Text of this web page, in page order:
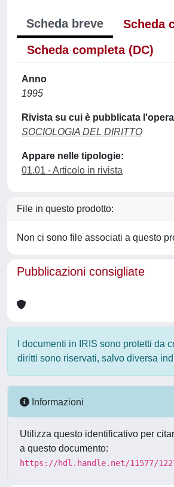
Scheda breve
Scheda
Scheda completa (DC)
Anno
1995
Rivista su cui è pubblicata l'opera
SOCIOLOGIA DEL DIRITTO
Appare nelle tipologie:
01.01 - Articolo in rivista
File in questo prodotto:
Non ci sono file associati a questo
Pubblicazioni consigliate
I documenti in IRIS sono protetti da
diritti sono riservati, salvo diversa
Informazioni
Utilizza questo identificativo per
a questo documento:
https://hdl.handle.net/11577/